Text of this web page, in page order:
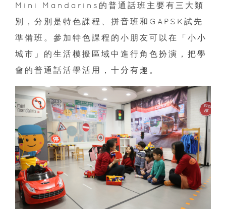
Mini Mandarins的普通話班主要有三大類
別，分別是特色課程、拼音班和GAPSK試先
準備班。參加特色課程的小朋友可以在「小小
城市」的生活模擬區域中進行角色扮演，把學
會的普通話活學活用，十分有趣。